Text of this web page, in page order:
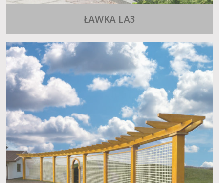
ŁAWKA LA3